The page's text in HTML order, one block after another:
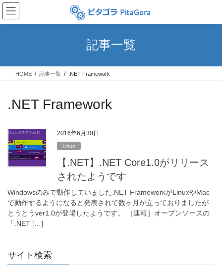
コ
ン
テ
ス
ナ
ビ
ゲ
ン
記事一覧
HOME 記事一覧 .NET Framework
.NET Framework
2016年6月30日
Linux
【.NET】.NET Core1.0がリリース
されたようです
Windowsのみで動作していました.NET FrameworkがLinuxやMac
で動作するようになると発表されて数ヶ月が立っておりましたが
とうとうver1.0が登場したようです。 ［速報］オープンソースの
「.NET […]
サイト検索